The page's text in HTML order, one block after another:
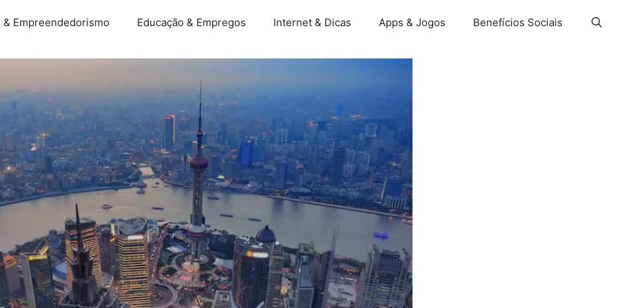
& Empreendedorismo Educação & Empregos Internet & Dicas Apps & Jogos Benefícios Sociais